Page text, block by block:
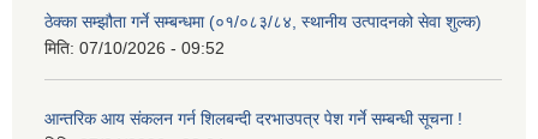
ठेक्का सम्झौता गर्ने सम्बन्धमा (०१/०८३/८४, स्थानीय उत्पादनको सेवा शुल्क)
मिति: 07/10/2026 - 09:52
आन्तरिक आय संकलन गर्न शिलबन्दी दरभाउपत्र पेश गर्ने सम्बन्धी सूचना !